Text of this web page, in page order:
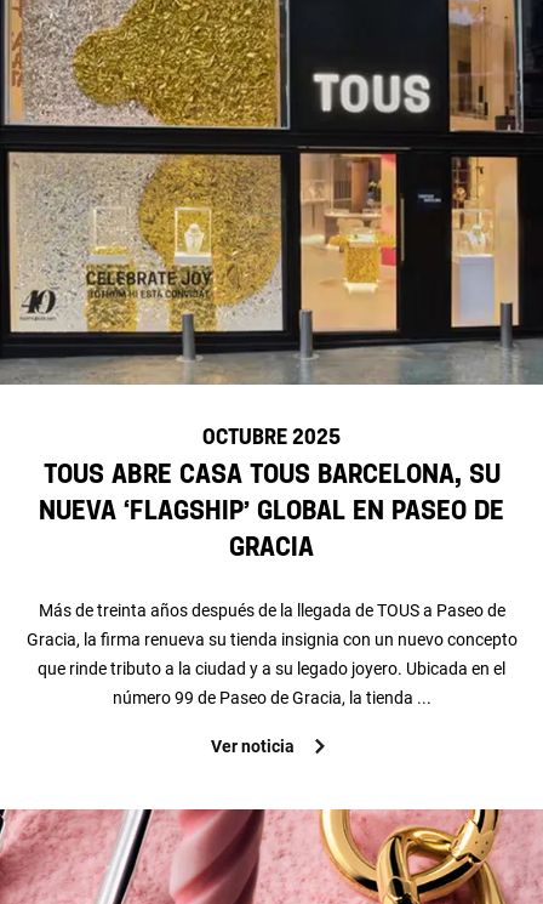
OCTUBRE 2025
TOUS abre CASA TOUS Barcelona, su
nueva ‘flagship’ global en Paseo de
Gracia
Más de treinta años después de la llegada de TOUS a Paseo de
Gracia, la firma renueva su tienda insignia con un nuevo concepto
que rinde tributo a la ciudad y a su legado joyero. Ubicada en el
número 99 de Paseo de Gracia, la tienda ...
Ver noticia